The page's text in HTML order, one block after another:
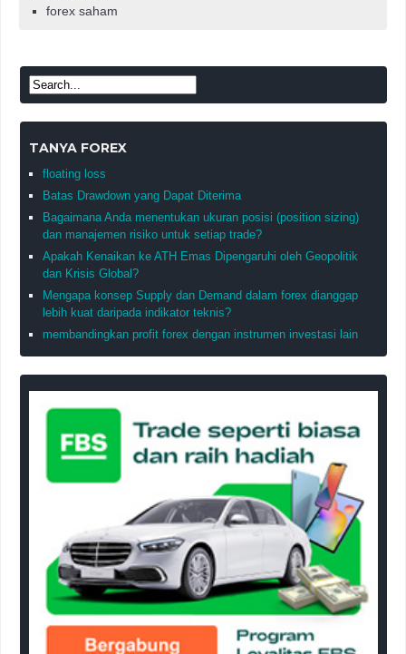
forex saham
TANYA FOREX
floating loss
Batas Drawdown yang Dapat Diterima
Bagaimana Anda menentukan ukuran posisi (position sizing)
dan manajemen risiko untuk setiap trade?
Apakah Kenaikan ke ATH Emas Dipengaruhi oleh Geopolitik
dan Krisis Global?
Mengapa konsep Supply dan Demand dalam forex dianggap
lebih kuat daripada indikator teknis?
membandingkan profit forex dengan instrumen investasi lain